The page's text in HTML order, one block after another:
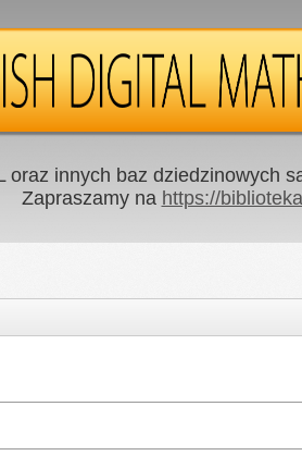
oraz innych baz dziedzinowych
Zapraszamy na https://